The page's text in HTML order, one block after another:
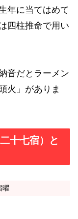
年に当てはめて
四柱推命で用い
音だとラーメン
火」がありま
十七宿）と
曜